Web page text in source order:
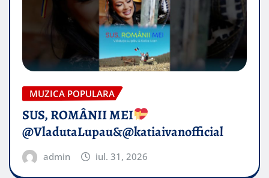
MUZICA POPULARA
SUS, ROMÂNII MEI
@VladutaLupau&@katiaivanofficial
admin iul. 31, 2026